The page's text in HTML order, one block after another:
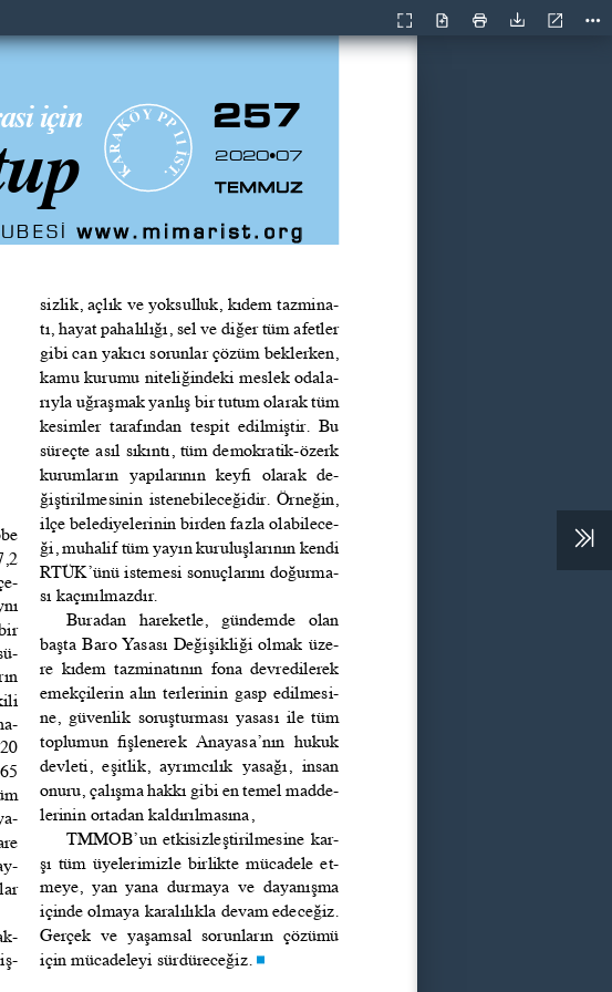
Sunum
Modu
Aç Yazdırİndir
Geçerli
www.mimarist.org
için 257
2020•07
TEMMUZ
-
-
-
-
-
-
-
sizlik, açlık ve yoksulluk, kıdem tazmina-
tı, hayat pahalılığı, sel ve diğer tüm afetler
gibi can yakıcı sorunlar çözüm beklerken,
kamu kurumu niteliğindeki meslek odala-
rıyla uğraşmak yanlış bir tutum olarak tüm
kesimler  tarafından  tespit  edilmiştir.  Bu
süreçte asıl sıkıntı, tüm demokratik-özerk
kurumların  yapılarının  keyfi  olarak  de-
ğiştirilmesinin istenebileceğidir. Örneğin,
ilçe belediyelerinin birden fazla olabilece-
ği, muhalif tüm yayın kuruluşlarının kendi
RTÜK’ünü istemesi sonuçlarını doğurma-
sı kaçınılmazdır.
Buradan  hareketle,  gündemde  olan
başta Baro Yasası Değişikliği olmak üze-
re kıdem tazminatının fona devredilerek
emekçilerin alın terlerinin gasp edilmesi-
ne, güvenlik soruşturması yasası ile tüm
toplumun  fişlenerek  Anayasa’nın  hukuk
devleti,  eşitlik,  ayrımcılık  yasağı,  insan
onuru, çalışma hakkı gibi en temel madde-
lerinin ortadan kaldırılmasına,
TMMOB’un etkisizleştirilmesine kar-
şı tüm üyelerimizle birlikte mücadele et-
meye,  yan  yana  durmaya  ve  dayanışma
içinde olmaya karalılıkla devam edeceğiz.
Gerçek  ve  yaşamsal  sorunların  çözümü
için mücadeleyi sürdüreceğiz. g